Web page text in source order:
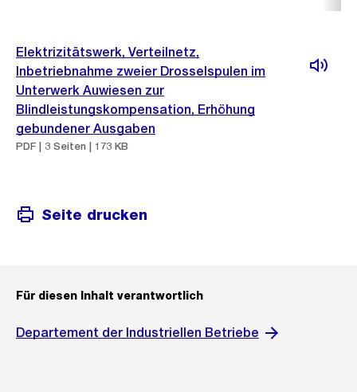
Elektrizitätswerk, Verteilnetz,
Inbetriebnahme zweier Drosselspulen im
Unterwerk Auwiesen zur
Blindleistungskompensation, Erhöhung
gebundener Ausgaben
PDF | 3 Seiten | 173 KB
Seite drucken
Für diesen Inhalt verantwortlich
Departement der Industriellen Betriebe